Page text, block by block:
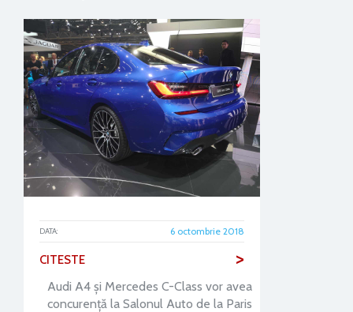
DATA: 6 octombrie 2018
CITESTE >
Audi A4 și Mercedes C-Class vor avea
concurență la Salonul Auto de la Paris